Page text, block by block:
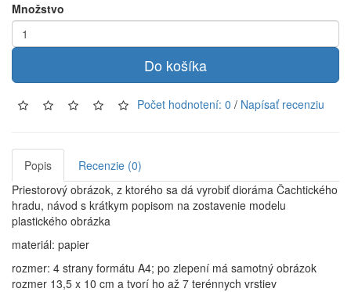
Množstvo
Do košíka
Počet hodnotení: 0 / Napísať recenziu
Popis
Recenzie (0)
Priestorový obrázok, z ktorého sa dá vyrobiť dioráma Čachtického
hradu, návod s krátkym popisom na zostavenie modelu
plastického obrázka
materiál: papier
rozmer: 4 strany formátu A4; po zlepení má samotný obrázok
rozmer 13,5 x 10 cm a tvorí ho až 7 terénnych vrstiev